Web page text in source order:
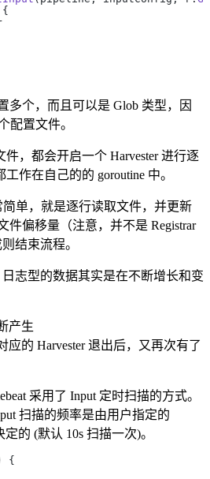
{
多个，而且可以是 Glob 类型，因
配置文件。
，都会开启一个 Harvester 进行逐
作在自己的的 goroutine 中。
简单，就是逐行读取文件，并更新
件偏移量（注意，并不是 Registrar
结束流程。
志型的数据其实是在不断增长和变
产生
应的 Harvester 退出后，又再次有了
采用了 Input 定时扫描的方式。
扫描的频率是由用户指定的
定的 (默认 10s 扫描一次)。
{